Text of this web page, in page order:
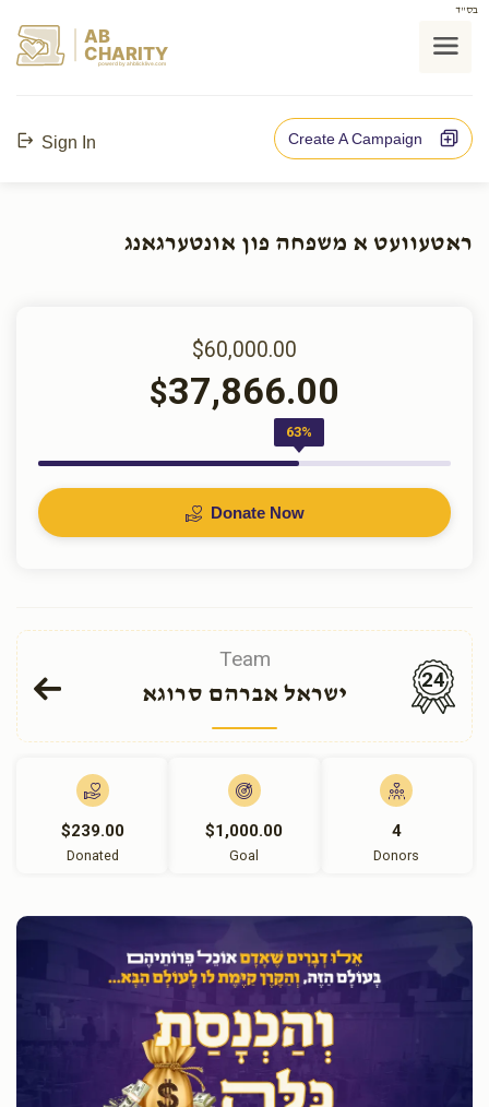
בס"ד
AB
CHARITY
powerd by ahblicklive.com
Sign In Create A Campaign
ראטעוועט א משפחה פון אונטערגאנג
$60,000.00
$37,866.00
63%
Donate Now
Team
ישראל אברהם סרוגא
24
$239.00
Donated
$1,000.00
Goal
4
Donors